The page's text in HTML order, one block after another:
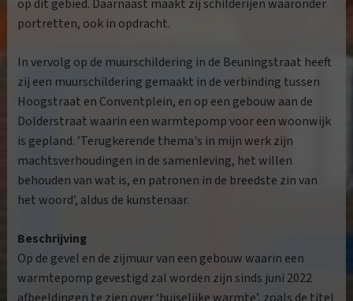
op dit gebied. Daarnaast maakt zij schilderijen waaronder
portretten, ook in opdracht.
In vervolg op de muurschildering in de Beuningstraat heeft
zij een muurschildering gemaakt in de verbinding tussen
Hoogstraat en Conventplein, en op een gebouw aan de
Dolderstraat waarin een warmtepomp voor een woonwijk
is gepland. ’Terugkerende thema's in mijn werk zijn
machtsverhoudingen in de samenleving, het willen
behouden van wat is, en patronen in de breedste zin van
het woord’, aldus de kunstenaar.
Beschrijving
Op de gevel en de zijmuur van een gebouw waarin een
warmtepomp gevestigd zal worden zijn sinds juni 2022